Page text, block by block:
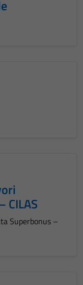
CILAS
Superbonus –